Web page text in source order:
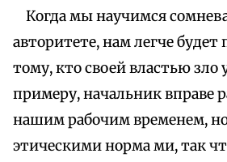
Когда мы научимся
авторитете, нам легче будет
тому, кто своей властью зло
примеру, начальник вправе
нашим рабочим временем,
этическими норма ми, так